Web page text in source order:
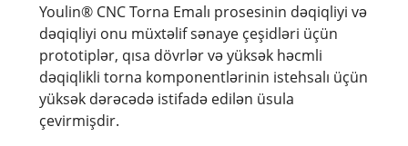
Youlin® CNC Torna Emalı prosesinin dəqiqliyi və
dəqiqliyi onu müxtəlif sənaye çeşidləri üçün
prototiplər, qısa dövrlər və yüksək həcmli
dəqiqlikli torna komponentlərinin istehsalı üçün
yüksək dərəcədə istifadə edilən üsula
çevirmişdir.